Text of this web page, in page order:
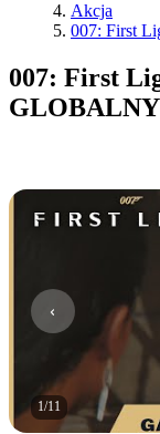
Akcja
007: First
007: First
GLOBALNY
1/11